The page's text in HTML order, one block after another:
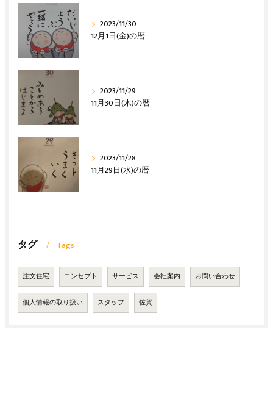
2023/11/30
12月1日(金)の暦
2023/11/29
11月30日(木)の暦
2023/11/28
11月29日(水)の暦
タグ Tags
注文住宅 コンセプト サービス 会社案内 お問い合わせ
個人情報の取り扱い スタッフ 佐賀